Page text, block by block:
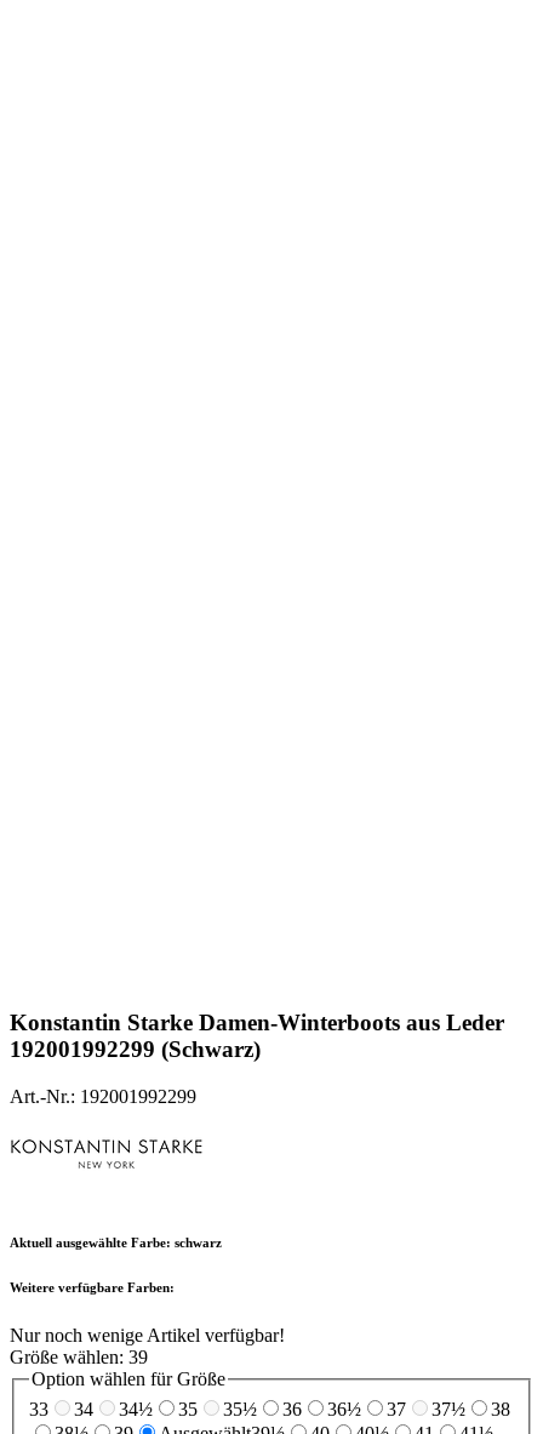
Konstantin Starke Damen-Winterboots aus Leder
192001992299 (Schwarz)
Art.-Nr.: 192001992299
Aktuell ausgewählte Farbe: schwarz
Weitere verfügbare Farben:
Nur noch wenige Artikel verfügbar!
Größe wählen: 39
Option wählen für Größe
33
34 34½ 35 35½ 36 36½ 37 37½
38